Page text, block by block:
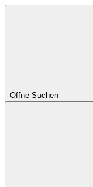
Öffne Suchen